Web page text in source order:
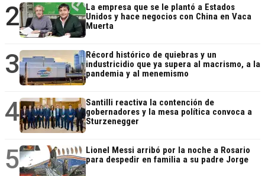
2
La empresa que se le plantó a Estados
Unidos y hace negocios con China en Vaca
Muerta
3
Récord histórico de quiebras y un
industricidio que ya supera al macrismo, a la
pandemia y al menemismo
4
Santilli reactiva la contención de
gobernadores y la mesa política convoca a
Sturzenegger
5
Lionel Messi arribó por la noche a Rosario
para despedir en familia a su padre Jorge